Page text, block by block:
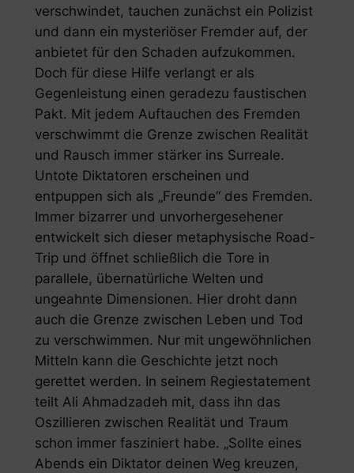
verschwindet, tauchen zunächst ein Polizist
und dann ein mysteriöser Fremder auf, der
anbietet für den Schaden aufzukommen.
Doch für diese Hilfe verlangt er als
Gegenleistung einen geradezu faustischen
Pakt. Mit jedem Auftauchen des Fremden
verschwimmt die Grenze zwischen Realität
und Rausch immer stärker ins Surreale.
Untote Diktatoren erscheinen und
entpuppen sich als „Freunde“ des Fremden.
Immer bizarrer und unvorhergesehener
entwickelt sich dieser metaphysische Road-
Trip und öffnet schließlich die Tore in
parallele, übernatürliche Welten und
ungeahnte Dimensionen. Hier droht dann
auch die Grenze zwischen Leben und Tod
zu verschwimmen. Nur mit ungewöhnlichen
Mitteln kann die Geschichte jetzt noch
gerettet werden. In seinem Regiestatement
teilt Ali Ahmadzadeh mit, dass ihn das
Oszillieren zwischen Realität und Traum
schon immer fasziniert habe. „Sollte eines
Abends ein Diktator deinen Weg kreuzen,